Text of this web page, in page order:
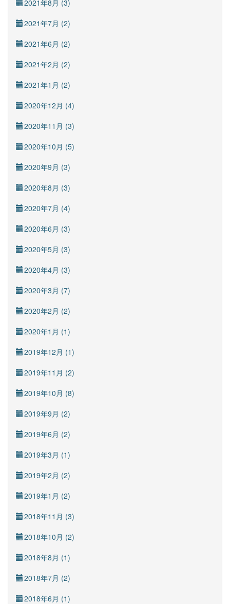
2021年8月 (3)
2021年7月 (2)
2021年6月 (2)
2021年2月 (2)
2021年1月 (2)
2020年12月 (4)
2020年11月 (3)
2020年10月 (5)
2020年9月 (3)
2020年8月 (3)
2020年7月 (4)
2020年6月 (3)
2020年5月 (3)
2020年4月 (3)
2020年3月 (7)
2020年2月 (2)
2020年1月 (1)
2019年12月 (1)
2019年11月 (2)
2019年10月 (8)
2019年9月 (2)
2019年6月 (2)
2019年3月 (1)
2019年2月 (2)
2019年1月 (2)
2018年11月 (3)
2018年10月 (2)
2018年8月 (1)
2018年7月 (2)
2018年6月 (1)